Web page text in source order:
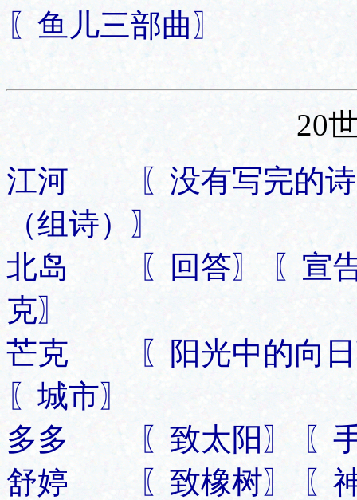
〖鱼儿三部曲〗
20
江河 〖没有写完的诗
（组诗）〗
北岛 〖回答〗 〖宣告
克〗
芒克 〖阳光中的向日
〖城市〗
多多 〖致太阳〗 〖手
舒婷 〖致橡树〗 〖神